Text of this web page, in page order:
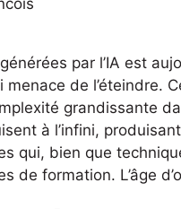
par l’IA est
menace de l’éteindre.
grandissante
à l’infini,
qui, bien que
de formation. L’âge